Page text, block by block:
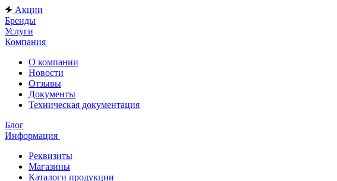
Акции
Бренды
Услуги
Компания
О компании
Новости
Отзывы
Документы
Техническая документация
Блог
Информация
Реквизиты
Магазины
Каталоги продукции